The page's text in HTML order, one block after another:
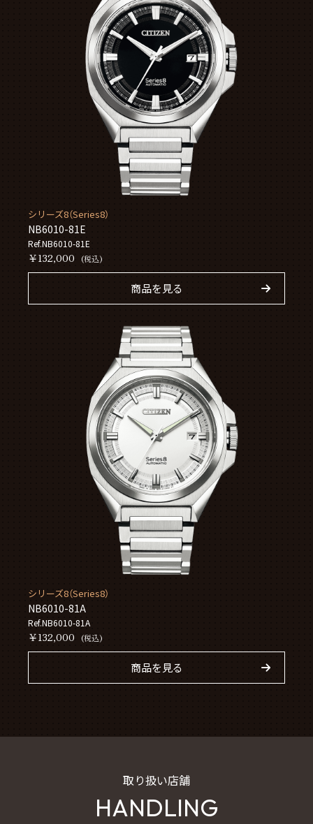
シリーズ8（Series8）
NB6010-81E
Ref.NB6010-81E
￥132,000 (税込)
商品を見る
シリーズ8（Series8）
NB6010-81A
Ref.NB6010-81A
￥132,000 (税込)
商品を見る
取り扱い店舗
HANDLING